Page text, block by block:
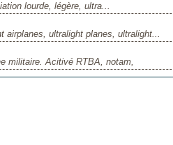
lourde, légère, ultra...
airplanes, ultralight planes, ultralight...
militaire. Acitivé RTBA, notam,